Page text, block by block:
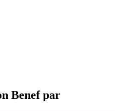
Benef par